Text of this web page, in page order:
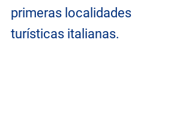
primeras localidades
turísticas italianas.